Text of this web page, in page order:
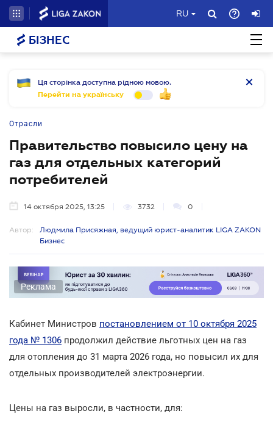
RU
БІЗНЕС
Ця сторінка доступна рідною мовою.
Перейти на українську
Отрасли
Правительство повысило цену на
газ для отдельных категорий
потребителей
14 октября 2025, 13:25 3732 0
Автор:
Людмила Присяжная, ведущий юрист-аналитик LIGA ZAKON
Бизнес
Реклама
Кабинет Министров постановлением от 10 октября 2025
года № 1306 продолжил действие льготных цен на газ
для отопления до 31 марта 2026 года, но повысил их для
отдельных производителей электроэнергии.
Цены на газ выросли, в частности, для: